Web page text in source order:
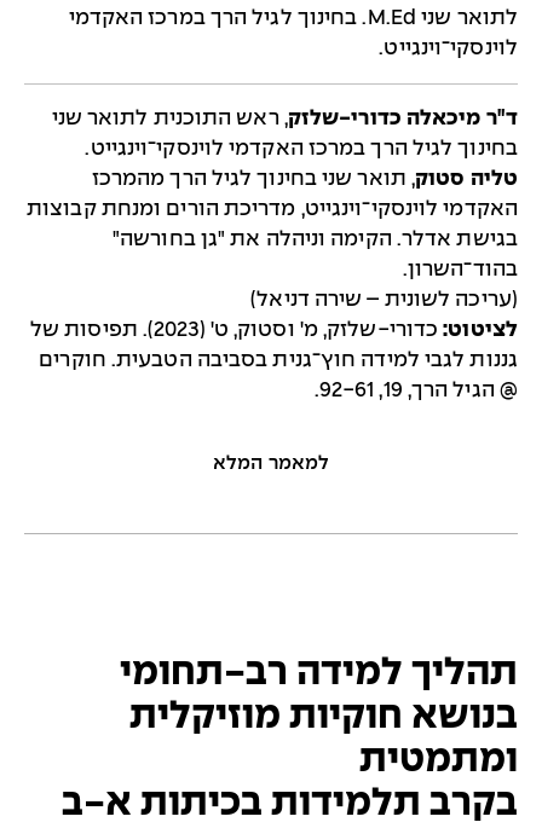
לתואר שני M.Ed. בחינוך לגיל הרך במרכז האקדמי
לוינסקי־וינגייט.
ד"ר מיכאלה כדורי-שלזק, ראש התוכנית לתואר שני
בחינוך לגיל הרך במרכז האקדמי לוינסקי־וינגייט.
טליה סטוק, תואר שני בחינוך לגיל הרך מהמרכז
האקדמי לוינסקי־וינגייט, מדריכת הורים ומנחת קבוצות
בגישת אדלר. הקימה וניהלה את "גן בחורשה"
בהוד־השרון.
(עריכה לשונית – שירה דניאל)
לציטוט:
כדורי-שלזק, מ' וסטוק, ט' (2023). תפיסות של
גננות לגבי למידה חוץ־גנית בסביבה הטבעית. חוקרים
@ הגיל הרך, 19, 92-61.
למאמר המלא
תהליך למידה רב-תחומי
בנושא חוקיות מוזיקלית
ומתמטית
בקרב תלמידות בכיתות א-ב